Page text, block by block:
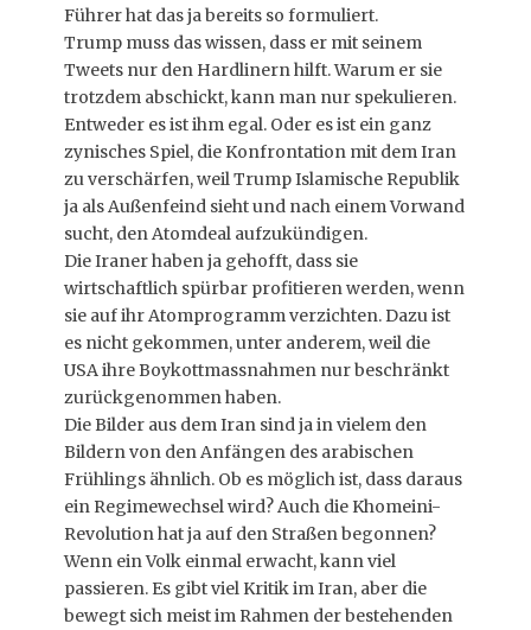
Führer hat das ja bereits so formuliert.
Trump muss das wissen, dass er mit seinem
Tweets nur den Hardlinern hilft. Warum er sie
trotzdem abschickt, kann man nur spekulieren.
Entweder es ist ihm egal. Oder es ist ein ganz
zynisches Spiel, die Konfrontation mit dem Iran
zu verschärfen, weil Trump Islamische Republik
ja als Außenfeind sieht und nach einem Vorwand
sucht, den Atomdeal aufzukündigen.
Die Iraner haben ja gehofft, dass sie
wirtschaftlich spürbar profitieren werden, wenn
sie auf ihr Atomprogramm verzichten. Dazu ist
es nicht gekommen, unter anderem, weil die
USA ihre Boykottmassnahmen nur beschränkt
zurückgenommen haben.
Die Bilder aus dem Iran sind ja in vielem den
Bildern von den Anfängen des arabischen
Frühlings ähnlich. Ob es möglich ist, dass daraus
ein Regimewechsel wird? Auch die Khomeini-
Revolution hat ja auf den Straßen begonnen?
Wenn ein Volk einmal erwacht, kann viel
passieren. Es gibt viel Kritik im Iran, aber die
bewegt sich meist im Rahmen der bestehenden